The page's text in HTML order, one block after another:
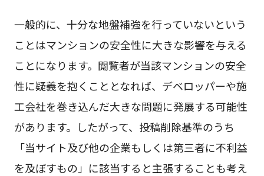
一般的に、十分な地盤補強を行っていないという
ことはマンションの安全性に大きな影響を与える
ことになります。閲覧者が当該マンションの安全
性に疑義を抱くこととなれば、デベロッパーや施
工会社を巻き込んだ大きな問題に発展する可能性
があります。したがって、投稿削除基準のうち
「当サイト及び他の企業もしくは第三者に不利益
を及ぼすもの」に該当すると主張することも考え